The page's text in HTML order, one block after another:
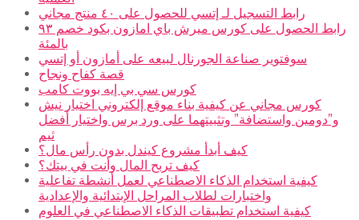
رابط التسجيل لـ إتسي للحصول على ٤٠ منتج مجاني
رابط الحصول على كورس ميرش باي امازون بكود خصم ٩٣
بالمئة
سوفتوير صناعة الجورنال لبيعه على أمازون أو إتسي
قصة كفاح ونجاح
كورس سي بي إيه بووت كامب
كورس مجاني عن كيفية بناء موقع إلكتروني اختيار نيش
و”دومين واستضافة” وتثبيتهما على ورد برس واختيار أفضل
ثيم
كيف أبدأ مشروع كيندل بدون رأس مال؟
كيف تربح المال وأنت في بيتك؟
كيفية استخدام الذكاء الاصطناعي لعمل أنشطة تفاعلية
واختبارات لطلاب المراحل الإبتدائية والإعدادية
كيفية استخدام تطبيقات الذكاء الاصطناعي في العلوم